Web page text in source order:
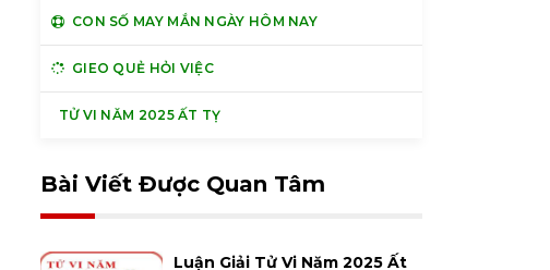
CON SỐ MAY MẮN NGÀY HÔM NAY
GIEO QUẺ HỎI VIỆC
TỬ VI NĂM 2025 ẤT TỴ
Bài Viết Được Quan Tâm
Luận Giải Tử Vi Năm 2025 Ất